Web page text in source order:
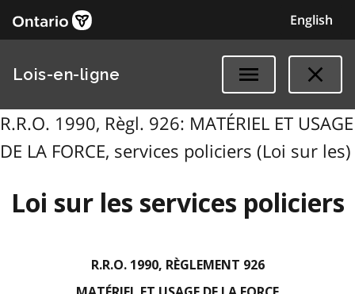
English
Lois-en-ligne
R.R.O. 1990, Règl. 926: MATÉRIEL ET USAGE
DE LA FORCE, services policiers (Loi sur les)
Loi sur les services policiers
R.R.O. 1990, RÈGLEMENT 926